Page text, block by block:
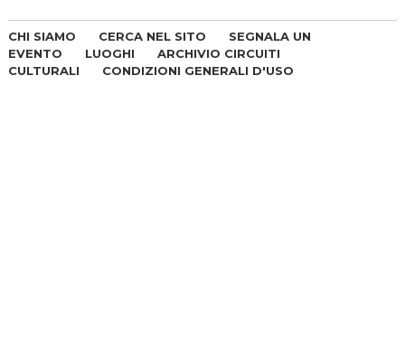
CHI SIAMO CERCA NEL SITO
SEGNALA UN
EVENTO
LUOGHI
ARCHIVIO CIRCUITI
CULTURALI
CONDIZIONI GENERALI D'USO